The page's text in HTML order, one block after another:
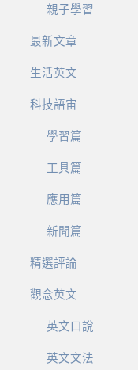
親子學習
最新文章
生活英文
科技語宙
學習篇
工具篇
應用篇
新聞篇
精選評論
觀念英文
英文口說
英文文法